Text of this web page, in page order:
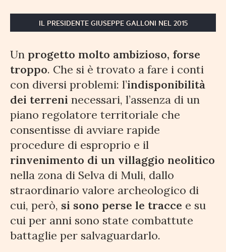
IL PRESIDENTE GIUSEPPE GALLONI NEL 2015
Un progetto molto ambizioso, forse
troppo. Che si è trovato a fare i conti
con diversi problemi: l’indisponibilità
dei terreni necessari, l’assenza di un
piano regolatore territoriale che
consentisse di avviare rapide
procedure di esproprio e il
rinvenimento di un villaggio neolitico
nella zona di Selva di Muli, dallo
straordinario valore archeologico di
cui, però, si sono perse le tracce e su
cui per anni sono state combattute
battaglie per salvaguardarlo.